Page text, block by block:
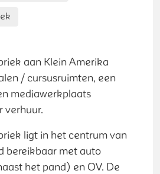
aan Klein Amerika
/ cursusruimten, een
mediawerkplaats
verhuur.
ligt in het centrum van
bereikbaar met auto
het pand) en OV. De